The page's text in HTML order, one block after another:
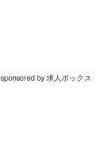
sponsored by 求人ボックス